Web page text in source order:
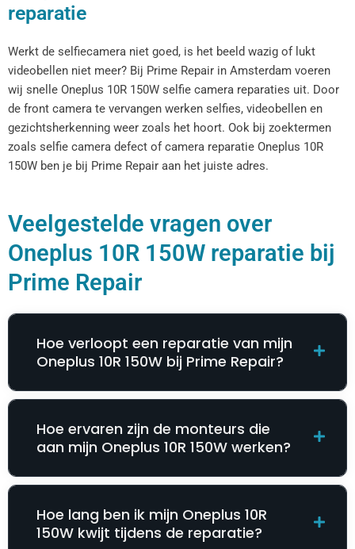
reparatie
Werkt de selfiecamera niet goed, is het beeld wazig of lukt
videobellen niet meer? Bij Prime Repair in Amsterdam voeren
wij snelle Oneplus 10R 150W selfie camera reparaties uit. Door
de front camera te vervangen werken selfies, videobellen en
gezichtsherkenning weer zoals het hoort. Ook bij zoektermen
zoals selfie camera defect of camera reparatie Oneplus 10R
150W ben je bij Prime Repair aan het juiste adres.
Veelgestelde vragen over
Oneplus 10R 150W reparatie bij
Prime Repair
Hoe verloopt een reparatie van mijn
Oneplus 10R 150W bij Prime Repair?
Hoe ervaren zijn de monteurs die
aan mijn Oneplus 10R 150W werken?
Hoe lang ben ik mijn Oneplus 10R
150W kwijt tijdens de reparatie?